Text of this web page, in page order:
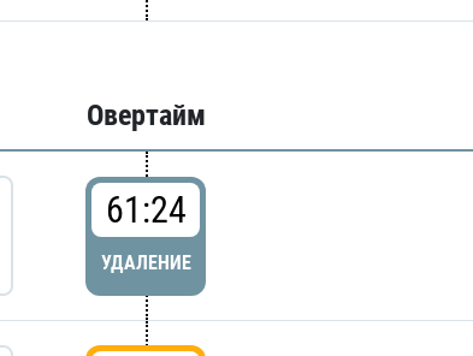
Овертайм
61:24
УДАЛЕНИЕ